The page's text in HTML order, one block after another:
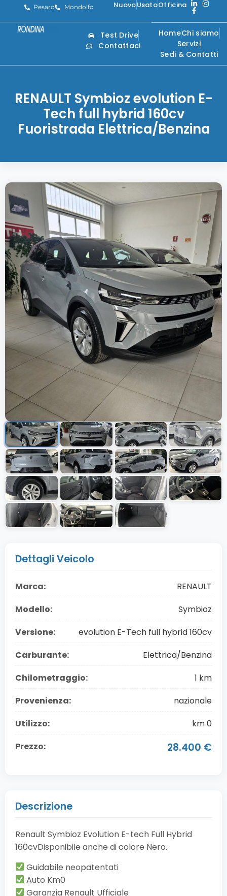
Pesaro Mondolfo NuovoUsatoOfficina
HomeChi siamo
Servizi
Sedi & Contatti
Test Drive
Contattaci
RENAULT Symbioz evolution E-
Tech full hybrid 160cv
Fuoristrada Elettrica/Benzina
Dettagli Veicolo
Marca:
RENAULT
Modello:
Symbioz
Versione:
evolution E-Tech full hybrid 160cv
Carburante:
Elettrica/Benzina
Chilometraggio:
1 km
Provenienza:
nazionale
Utilizzo:
km 0
Prezzo:
28.400 €
Descrizione
Renault Symbioz Evolution E-tech Full Hybrid
160cvDisponibile anche di colore Nero.
Guidabile neopatentati
Auto Km0
Garanzia Renault Ufficiale